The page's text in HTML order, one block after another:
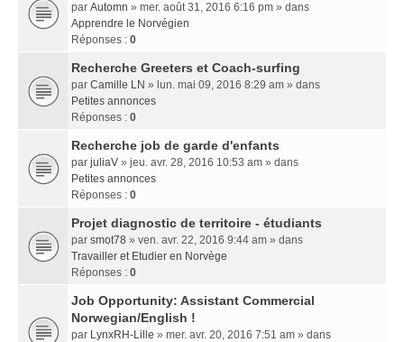
par Automn » mer. août 31, 2016 6:16 pm » dans
Apprendre le Norvégien
Réponses : 0
Recherche Greeters et Coach-surfing
par Camille LN » lun. mai 09, 2016 8:29 am » dans
Petites annonces
Réponses : 0
Recherche job de garde d'enfants
par juliaV » jeu. avr. 28, 2016 10:53 am » dans
Petites annonces
Réponses : 0
Projet diagnostic de territoire - étudiants
par smot78 » ven. avr. 22, 2016 9:44 am » dans
Travailler et Etudier en Norvège
Réponses : 0
Job Opportunity: Assistant Commercial
Norwegian/English !
par LynxRH-Lille » mer. avr. 20, 2016 7:51 am » dans